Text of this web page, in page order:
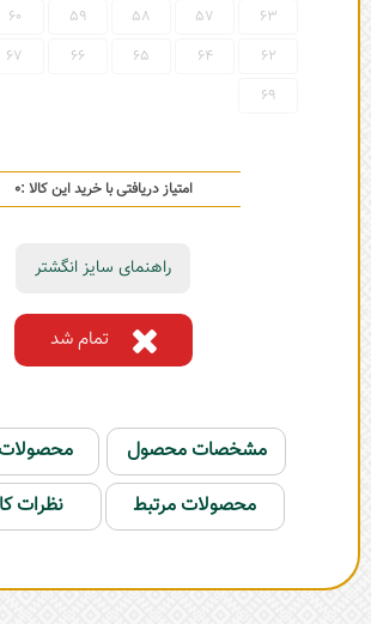
63
57
58
59
60
62
64
65
66
67
69
امتیاز دریافتی با خرید این کالا :0
راهنمای سایز انگشتر
تمام شد
مشخصات محصول
محصولات مرتبط
نظرات